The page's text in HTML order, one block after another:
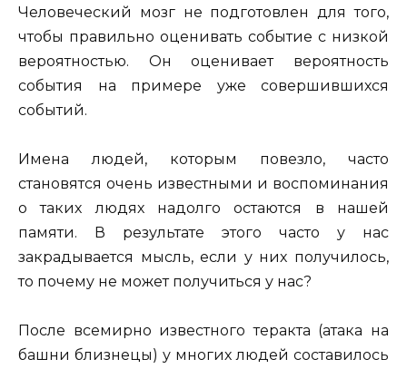
Человеческий мозг не подготовлен для того,
чтобы правильно оценивать событие с низкой
вероятностью. Он оценивает вероятность
события на примере уже совершившихся
событий.
Имена людей, которым повезло, часто
становятся очень известными и воспоминания
о таких людях надолго остаются в нашей
памяти. В результате этого часто у нас
закрадывается мысль, если у них получилось,
то почему не может получиться у нас?
После всемирно известного теракта (атака на
башни близнецы) у многих людей составилось